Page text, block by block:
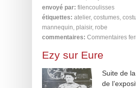
envoyé par: filencoulisses
étiquettes: atelier, costumes
mannequin plaisir, robe
commentaires: Commentaires
Ezy sur Eure
Suite de
de